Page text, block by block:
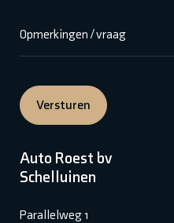
Opmerkingen / vraag
Versturen
Auto Roest bv
Schelluinen
Parallelweg 1